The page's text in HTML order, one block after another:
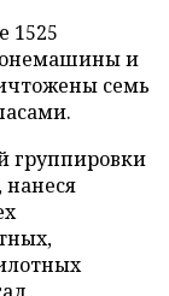
1525
и
семь
группировки